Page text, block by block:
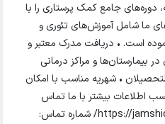
جامع کمک پرستاری را با
ما شامل آموزش‌های تئوری و
است. • دریافت مدرک معتبر و
در بیمارستان‌ها و مراکز درمانی
• شهریه مناسب با امکان
اطلاعات بیشتر با ما تماس
بگیرید وب‌سایت https://jamshidianhealth.com/ شماره تماس: